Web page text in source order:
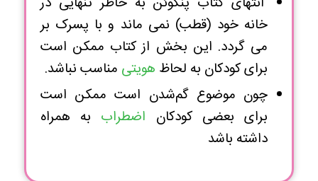
خانه خود (قطب) نمی ماند و با پسرک بر
می گردد. این بخش از کتاب ممکن است
برای کودکان به لحاظ هویتی مناسب نباشد.
چون موضوع گم‌شدن است ممکن است
برای بعضی کودکان اضطراب به همراه
داشته باشد